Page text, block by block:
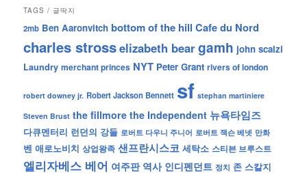
TAGS / 글딱지
2mb Ben Aaronvitch bottom of the hill Cafe du Nord
charles strosselizabeth beargamh john scalzi
Laundry merchant princes NYT Peter Grant rivers of london
robert downey jr. Robert Jackson Bennett sf stephan martiniere
Steven Brust the fillmore the Independent 뉴욕타임즈
다큐멘터리 런던의 강들 로버트 다우니 주니어 로버트 잭슨 베넷 만화
벤 애로노비치 상업왕족 샌프란시스코 세탁소 스티븐 브루스트
엘리자베스 베어 여주판 역사 인디펜던트 정치 존 스칼지